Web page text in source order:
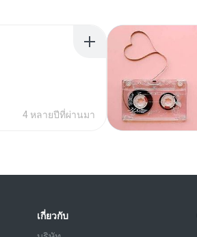
4 หลายปีที่ผ่านมา
เกี่ยวกับ